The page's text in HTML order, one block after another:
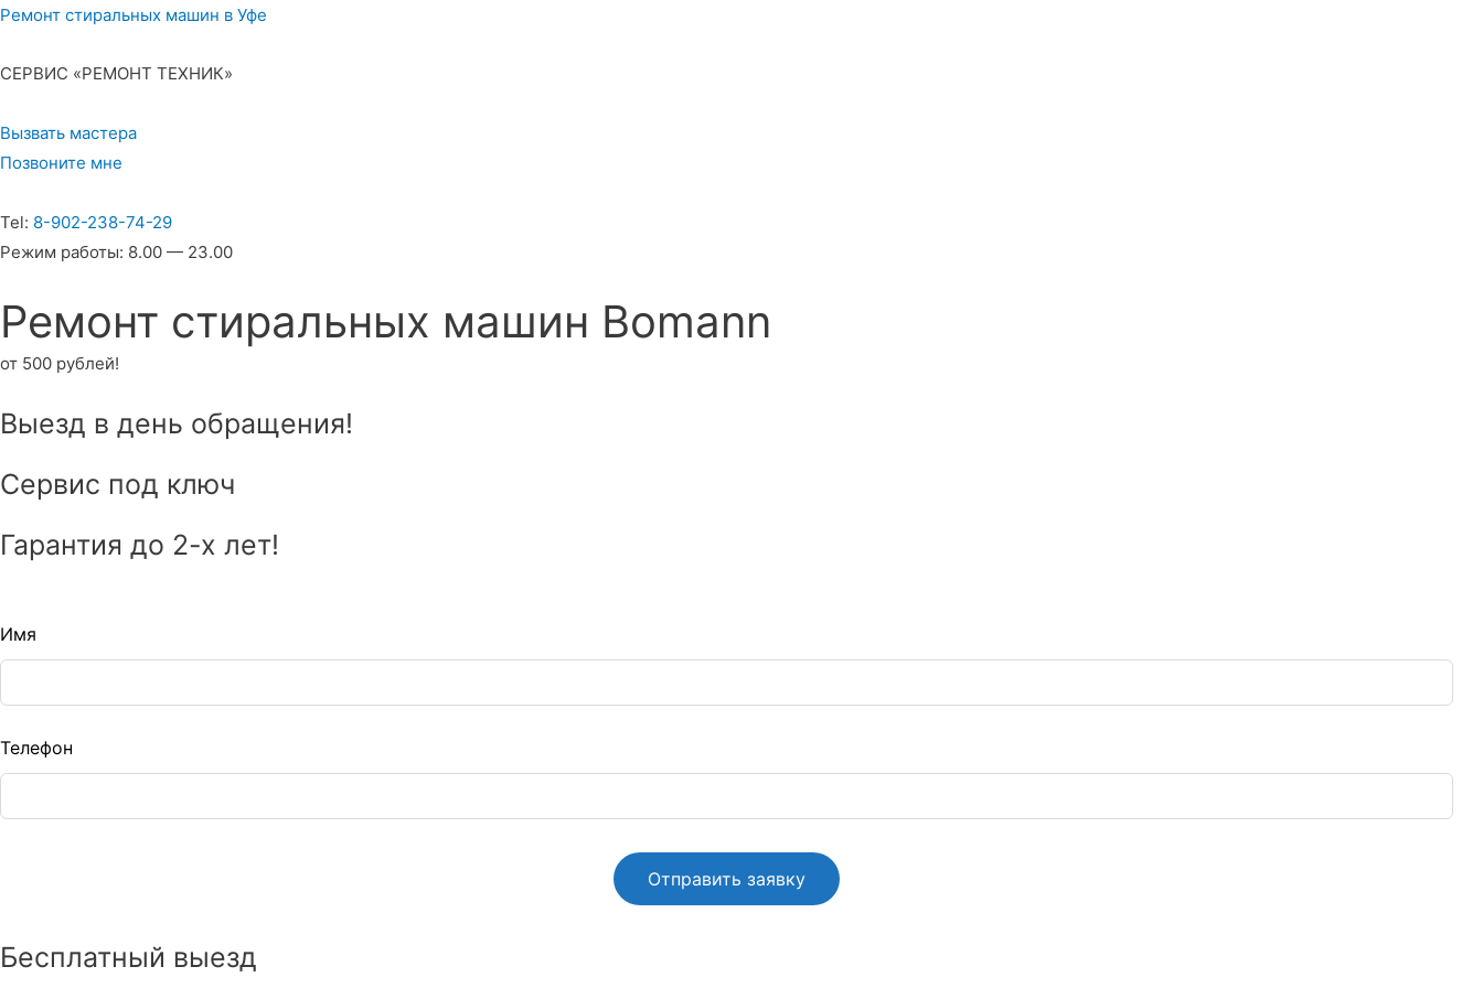
Ремонт стиральных машин в Уфе
СЕРВИС «РЕМОНТ ТЕХНИК»
Вызвать мастера
Позвоните мне
Tel: 8-902-238-74-29
Режим работы: 8.00 — 23.00
Ремонт стиральных машин Bomann
от 500 рублей!
Выезд в день обращения!
Сервис под ключ
Гарантия до 2-х лет!
Имя
Телефон
Бесплатный выезд